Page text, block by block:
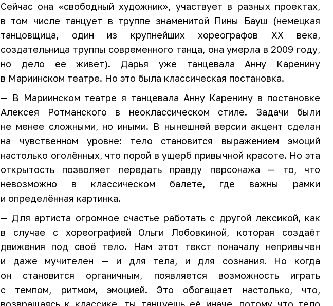
Сейчас она «свободный художник», участвует в разных проектах,
в том числе танцует в труппе знаменитой Пины Бауш (немецкая
танцовщица, один из крупнейших хореографов XX века,
создательница труппы современного танца, она умерла в 2009 году,
но дело ее живет). Дарья уже танцевала Анну Каренину
в Мариинском театре. Но это была классическая постановка.
— В Мариинском театре я танцевала Анну Каренину в постановке
Алексея Ротманского в неоклассическом стиле. Задачи были
не менее сложными, но иными. В нынешней версии акцент сделан
на чувственном уровне: тело становится выражением эмоций
настолько оголённых, что порой в ущерб привычной красоте. Но эта
открытость позволяет передать правду персонажа — то, что
невозможно в классическом балете, где важны рамки
и определённая картинка.
— Для артиста огромное счастье работать с другой лексикой, как
в случае с хореографией Ольги Лобовкиной, которая создаёт
движения под своё тело. Нам этот текст поначалу непривычен
и даже мучителен — и для тела, и для сознания. Но когда
он становится органичным, появляется возможность играть
с темпом, ритмом, эмоцией. Это обогащает настолько, что,